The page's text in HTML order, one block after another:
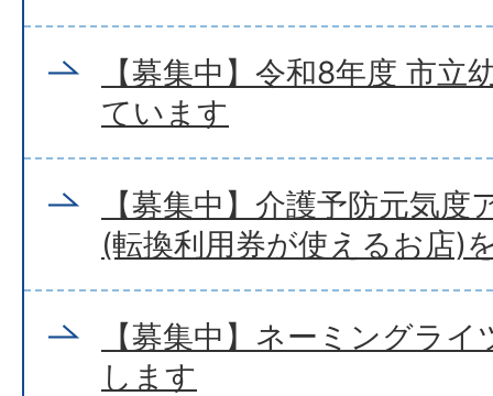
【募集中】令和8年度 市立
ています
【募集中】介護予防元気
(転換利用券が使えるお店)
【募集中】ネーミングラ
します